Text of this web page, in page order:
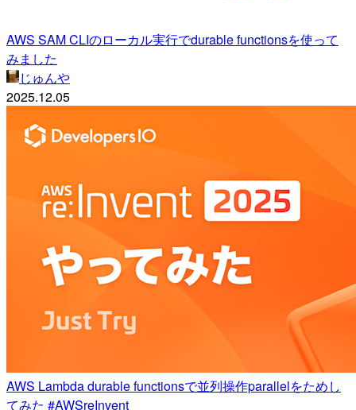
AWS SAM CLIのローカル実行でdurable functionsを使って
みました
じゅんや
2025.12.05
AWS Lambda durable functionsで並列操作parallelをためし
てみた #AWSreInvent